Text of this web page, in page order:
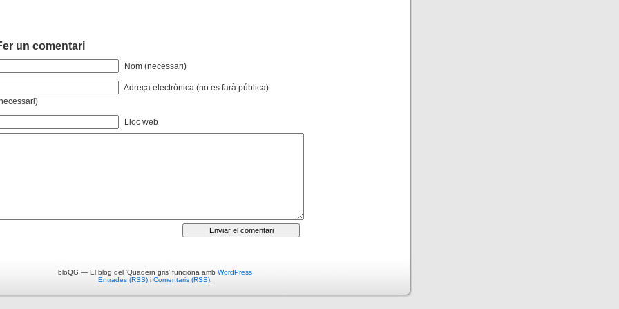
un comentari
Nom (necessari)
Adreça electrònica (no es farà pública)
Lloc web
bloQG — El blog del 'Quadern gris' funciona amb WordPress
Entrades (RSS)i Comentaris (RSS).